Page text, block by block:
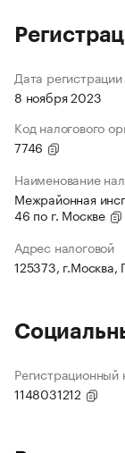
Дата регистрации
8 ноября 2023
Код налогового
7746
Наименование
Межрайонная
46 по г. Москве
Адрес налоговой
125373, г.Москва,
1148031212